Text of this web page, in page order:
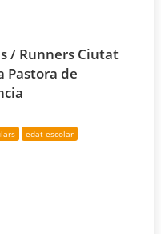
/ Runners Ciutat
Pastora de
edat escolar